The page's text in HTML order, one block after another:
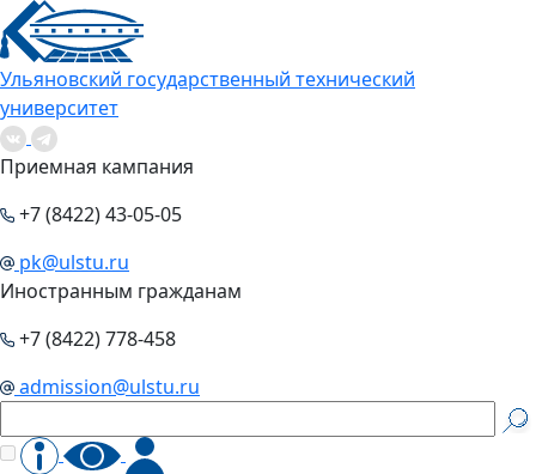
Ульяновский государственный технический
университет
Приемная кампания
+7 (8422) 43-05-05
pk@ulstu.ru
Иностранным гражданам
+7 (8422) 778-458
admission@ulstu.ru